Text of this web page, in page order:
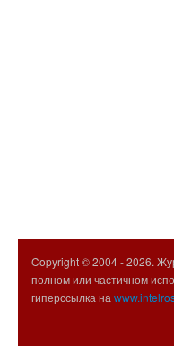
Copyright © 2004 -2026.
полном или частичном
гиперссылка на